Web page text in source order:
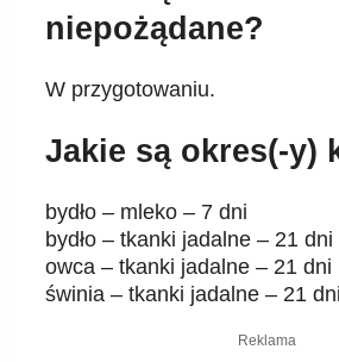
niepożądane?
W przygotowaniu.
Jakie są okres(-y)
bydło – mleko – 7 dni
bydło – tkanki jadalne – 21 dni
owca – tkanki jadalne – 21 dni
świnia – tkanki jadalne – 21 dni
Reklama